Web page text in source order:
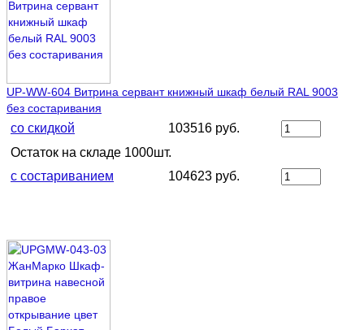
UP-WW-604 Витрина сервант книжный шкаф белый RAL 9003
без состаривания
со скидкой
103516 руб.
Остаток на складе 1000шт.
с состариванием
104623 руб.